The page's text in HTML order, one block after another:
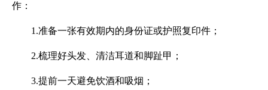
作：
1.准备一张有效期内的身份证或护照复印件；
2.梳理好头发、清洁耳道和脚趾甲；
3.提前一天避免饮酒和吸烟；